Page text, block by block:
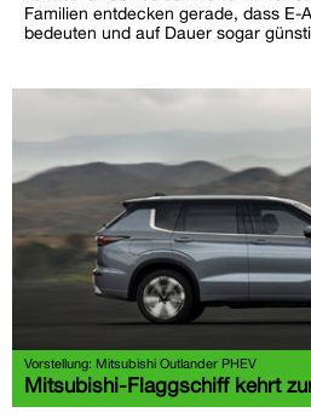
Familien entdecken gerade, dass E-
bedeuten und auf Dauer sogar
Vorstellung: Mitsubishi Outlander PHEV
Mitsubishi-Flaggschiff kehrt